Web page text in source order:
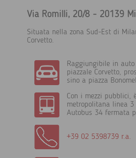
Via Romilli, 20/8 - 20139
Situata nella zona Sud-Est di
Corvetto.
Raggiungibile in
piazzale Corvetto,
sino a piazza
Con i mezzi pubblici,
metropolitana linea
Autobus 34 fermata
+39 02 5398739 r.a.